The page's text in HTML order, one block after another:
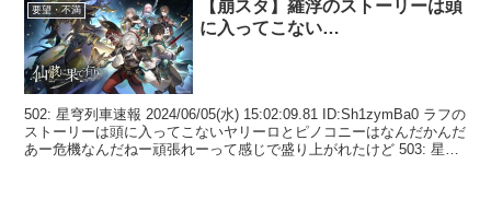
要望・不満
【崩スタ】羅浮のストーリーは頭
に入ってこない…
502: 星穹列車速報 2024/06/05(水) 15:02:09.81 ID:Sh1zymBa0 ラフの
ストーリーは頭に入ってこないヤリーロとピノコニーはなんだかんだ
あー危機なんだねー頑張れーって感じで盛り上がれたけど 503: 星穹